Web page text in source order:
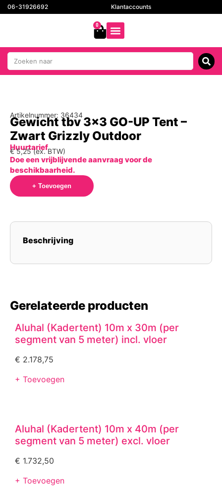
06-31926692 Klantaccounts
0
Artikelnummer: 36434
Gewicht tbv 3×3 GO-UP Tent –
Zwart Grizzly Outdoor
Huurtarief
€5,25(ex. BTW)
Doe een vrijblijvende aanvraag voor de
beschikbaarheid.
+ Toevoegen
Beschrijving
Gerelateerde producten
Aluhal (Kadertent) 10m x 30m (per
segment van 5 meter) incl. vloer
€ 2.178,75
+ Toevoegen
Aluhal (Kadertent) 10m x 40m (per
segment van 5 meter) excl. vloer
€ 1.732,50
+ Toevoegen